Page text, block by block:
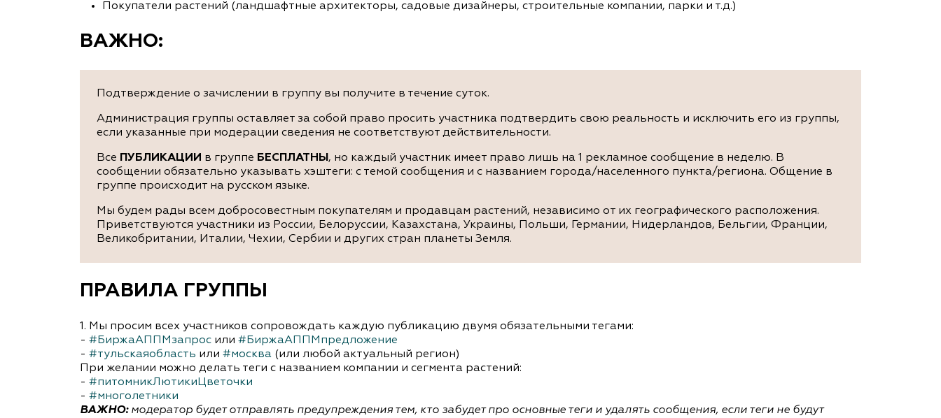
Покупатели растений (ландшафтные архитекторы, садовые дизайнеры, строительные компании, парки и т.д.)
ВАЖНО:
Подтверждение о зачислении в группу вы получите в течение суток.
Администрация группы оставляет за собой право просить участника подтвердить свою реальность и исключить его из группы,
если указанные при модерации сведения не соответствуют действительности.
Все ПУБЛИКАЦИИ в группе БЕСПЛАТНЫ, но каждый участник имеет право лишь на 1 рекламное сообщение в неделю. В
сообщении обязательно указывать хэштеги: с темой сообщения и с названием города/населенного пункта/региона. Общение в
группе происходит на русском языке.
Мы будем рады всем добросовестным покупателям и продавцам растений, независимо от их географического расположения.
Приветствуются участники из России, Белоруссии, Казахстана, Украины, Польши, Германии, Нидерландов, Бельгии, Франции,
Великобритании, Италии, Чехии, Сербии и других стран планеты Земля.
ПРАВИЛА ГРУППЫ
1. Мы просим всех участников сопровождать каждую публикацию двумя обязательными тегами:
- #БиржаАППМзапрос или #БиржаАППМпредложение
- #тульскаяобласть или #москва (или любой актуальный регион)
При желании можно делать теги с названием компании и сегмента растений:
- #питомникЛютикиЦветочки
- #многолетники
ВАЖНО:модератор будет отправлять предупреждения тем, кто забудет про основные теги и удалять сообщения, если теги не будут